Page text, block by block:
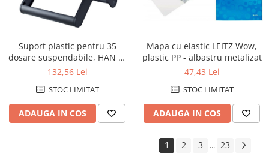
Suport plastic pentru 35
dosare suspendabile, HAN X-
Cross - negru
132,56 Lei
STOC LIMITAT
ADAUGA IN COS
Mapa cu elastic LEITZ Wow,
plastic PP - albastru metalizat
47,43 Lei
STOC LIMITAT
ADAUGA IN COS
1 2 3 ... 23